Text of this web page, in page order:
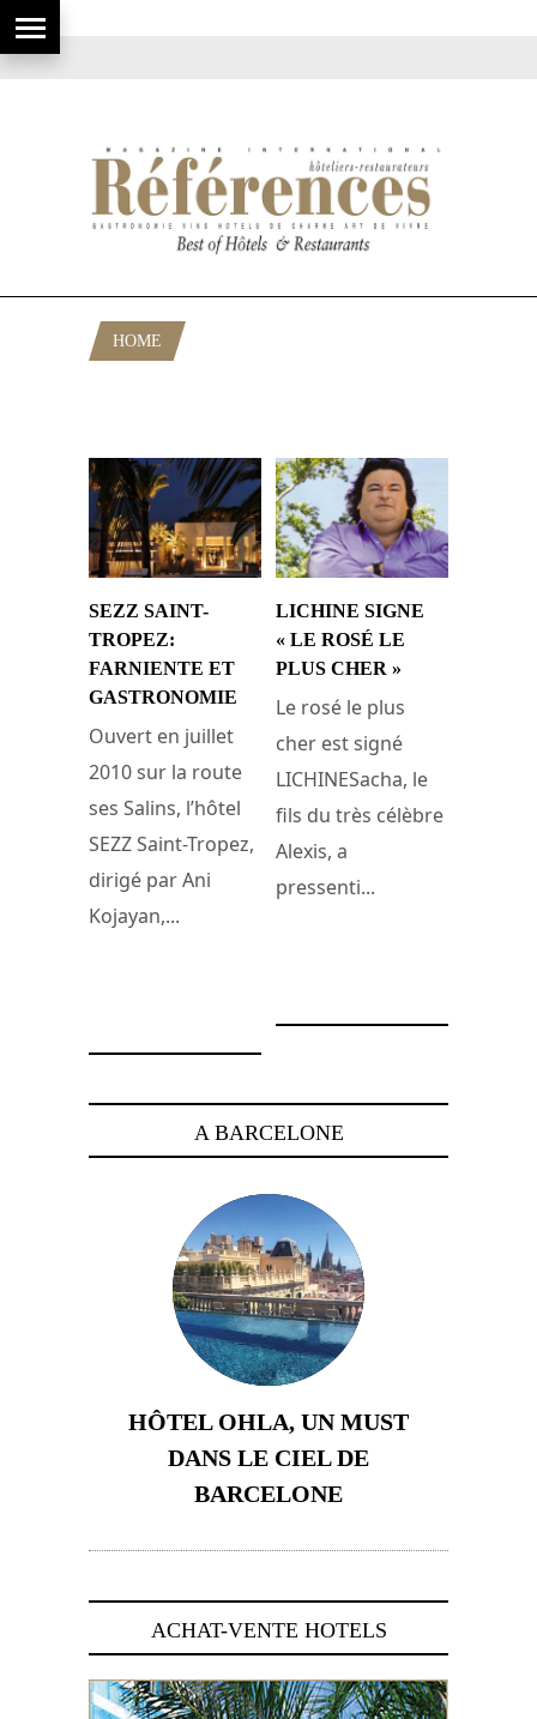
HOME
SEZZ SAINT-
TROPEZ:
FARNIENTE ET
GASTRONOMIE
Ouvert en juillet
2010 sur la route
ses Salins, l’hôtel
SEZZ Saint-Tropez,
dirigé par Ani
Kojayan,...
LICHINE SIGNE
« LE ROSÉ LE
PLUS CHER »
Le rosé le plus
cher est signé
LICHINESacha, le
fils du très célèbre
Alexis, a
pressenti...
A BARCELONE
HÔTEL OHLA, UN MUST
DANS LE CIEL DE
BARCELONE
ACHAT-VENTE HOTELS